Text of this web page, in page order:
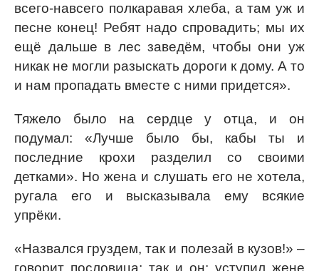
всего-навсего полкаравая хлеба, а там уж и
песне конец! Ребят надо спровадить; мы их
ещё дальше в лес заведём, чтобы они уж
никак не могли разыскать дороги к дому. А то
и нам пропадать вместе с ними придется».
Тяжело было на сердце у отца, и он
подумал: «Лучше было бы, кабы ты и
последние крохи разделил со своими
детками». Но жена и слушать его не хотела,
ругала его и высказывала ему всякие
упрёки.
«Назвался груздем, так и полезай в кузов!» –
говорит пословица; так и он: уступил жене